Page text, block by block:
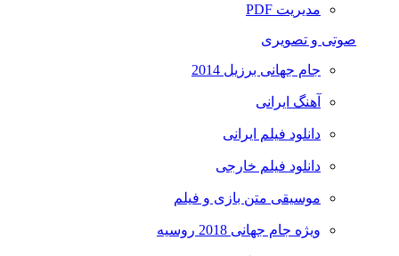
مدیریت PDF
صوتی و تصویری
جام جهانی برزیل 2014
آهنگ ایرانی
دانلود فیلم ایرانی
دانلود فیلم خارجی
موسیقی متن بازی و فیلم
ویژه جام جهانی 2018 روسیه